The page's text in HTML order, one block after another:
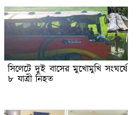
সিলেটে দুই বাসের মুখোমুখি সংঘর্ষে
৮ যাত্রী নিহত